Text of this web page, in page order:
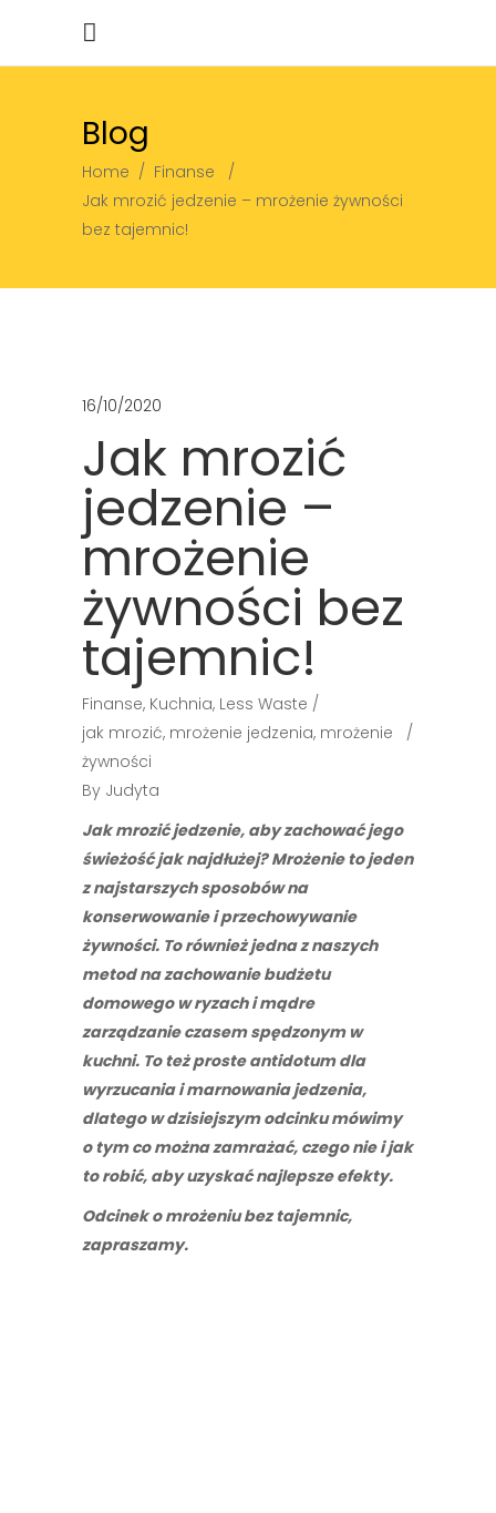
Blog
Home / Finanse
/
Jak mrozić jedzenie – mrożenie żywności
bez tajemnic!
16/10/2020
Jak mrozić
jedzenie –
mrożenie
żywności bez
tajemnic!
Finanse, Kuchnia, Less Waste
jak mrozić, mrożenie jedzenia, mrożenie
żywności
By Judyta
Jak mrozić jedzenie, aby zachować jego
świeżość jak najdłużej? Mrożenie to jeden
z najstarszych sposobów na
konserwowanie i przechowywanie
żywności. To również jedna z naszych
metod na zachowanie budżetu
domowego w ryzach i mądre
zarządzanie czasem spędzonym w
kuchni. To też proste antidotum dla
wyrzucania i marnowania jedzenia,
dlatego w dzisiejszym odcinku mówimy
o tym co można zamrażać, czego nie i jak
to robić, aby uzyskać najlepsze efekty.
Odcinek o mrożeniu bez tajemnic,
zapraszamy.